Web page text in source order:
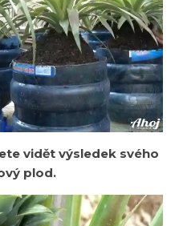
vidět výsledek svého
plod.